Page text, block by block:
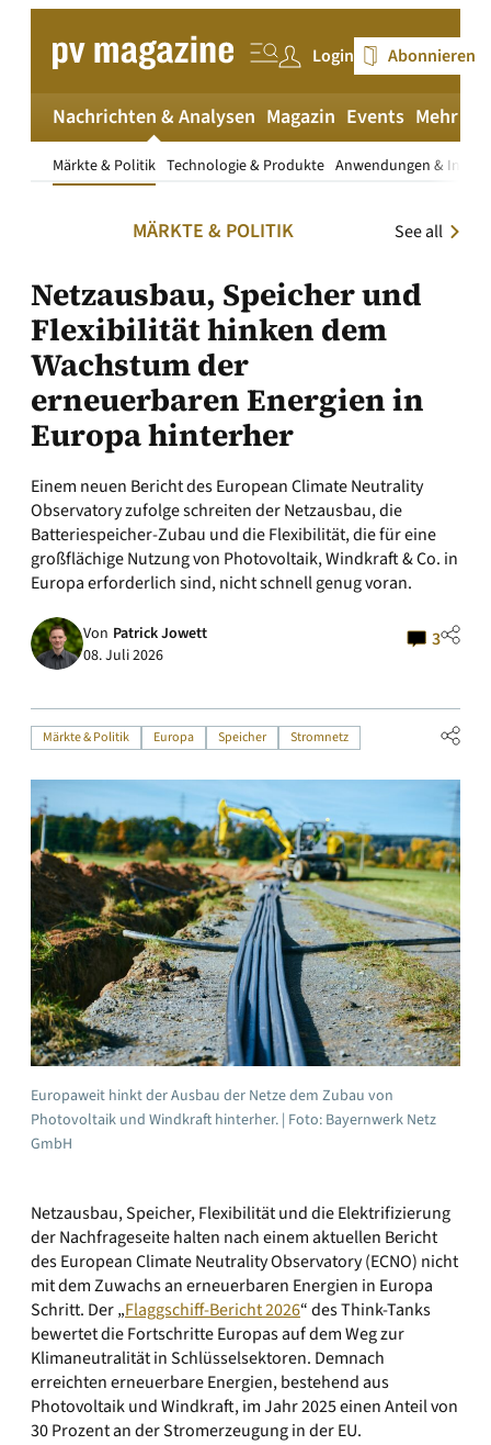
springen
Login Abonnieren
Nachrichten & Analysen
Märkte & Politik Technologie & Produkte Anwendungen &
Magazin Events Mehr
MÄRKTE & POLITIK See all
Netzausbau, Speicher und
Flexibilität hinken dem
Wachstum der
erneuerbaren Energien in
Europa hinterher
Einem neuen Bericht des European Climate Neutrality
Observatory zufolge schreiten der Netzausbau, die
Batteriespeicher-Zubau und die Flexibilität, die für eine
großflächige Nutzung von Photovoltaik, Windkraft & Co. in
Europa erforderlich sind, nicht schnell genug voran.
Von Patrick Jowett
08. Juli 2026
3
Märkte & Politik Europa Speicher Stromnetz
Europaweit hinkt der Ausbau der Netze dem Zubau von
Photovoltaik und Windkraft hinterher. | Foto: Bayernwerk Netz
GmbH
Netzausbau, Speicher, Flexibilität und die Elektrifizierung
der Nachfrageseite halten nach einem aktuellen Bericht
des European Climate Neutrality Observatory (ECNO) nicht
mit dem Zuwachs an erneuerbaren Energien in Europa
Schritt. Der „Flaggschiff-Bericht 2026“ des Think-Tanks
bewertet die Fortschritte Europas auf dem Weg zur
Klimaneutralität in Schlüsselsektoren. Demnach
erreichten erneuerbare Energien, bestehend aus
Photovoltaik und Windkraft, im Jahr 2025 einen Anteil von
30 Prozent an der Stromerzeugung in der EU.